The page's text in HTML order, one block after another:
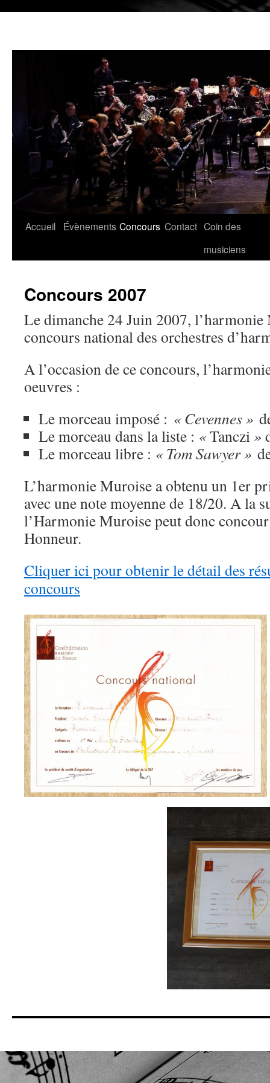
Aller
Accueil Évènements Concours Contact Coin des
musiciens
Concours 2007
Le dimanche 24 Juin 2007,
concours national des orchestres
A l’occasion de ce concours,
oeuvres :
Le morceau imposé : « Cevennes »
Le morceau dans la liste : «Tanczi»
Le morceau libre : « Tom Sawyer »
L’harmonie Muroise a obtenu un 1er
avec une note moyenne de 18/20. A la
l’Harmonie Muroise peut donc
Honneur.
Cliquer ici pour obtenir le détail des
concours